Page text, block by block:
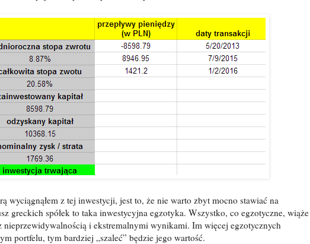
wyciągnąłem z tej inwestycji, jest to, że nie warto zbyt mocno stawiać na
greckich spółek to taka inwestycyjna egzotyka. Wszystko, co egzotyczne, wiąże
nieprzewidywalnością i ekstremalnymi wynikami. Im więcej egzotycznych
portfelu, tym bardziej „szaleć” będzie jego wartość.